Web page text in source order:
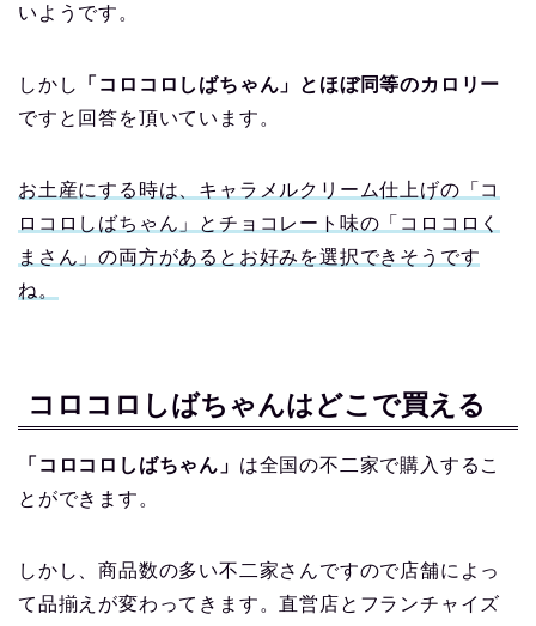
いようです。
しかし
「コロコロしばちゃん」とほぼ同等のカロリー
ですと回答を頂いています。
お土産にする時は、キャラメルクリーム仕上げの「コ
ロコロしばちゃん」とチョコレート味の「コロコロく
まさん」の両方があるとお好みを選択できそうです
ね。
コロコロしばちゃんはどこで買える
「コロコロしばちゃん」 は全国の不二家で購入するこ
とができます。
しかし、商品数の多い不二家さんですので店舗によっ
て品揃えが変わってきます。直営店とフランチャイズ